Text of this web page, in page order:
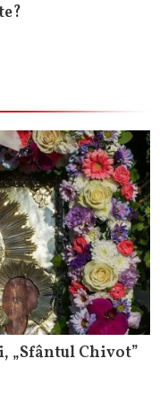
„Sfântul Chivot”